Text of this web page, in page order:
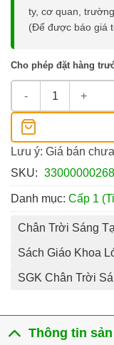
ty, cơ quan,
(Để được báo giá
Cho phép đặt hàng
Bộ Sách Giáo Khoa
Lưu ý: Giá bán
SKU:
Danh mục: Cấp 1
Chân Trời Sáng
Sách Giáo Khoa
SGK Chân Trời
Thông tin